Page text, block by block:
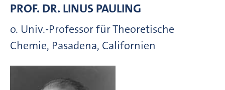
PROF. DR. LINUSPAULING
o. Univ.-Professor für Theoretische
Chemie, Pasadena, Californien